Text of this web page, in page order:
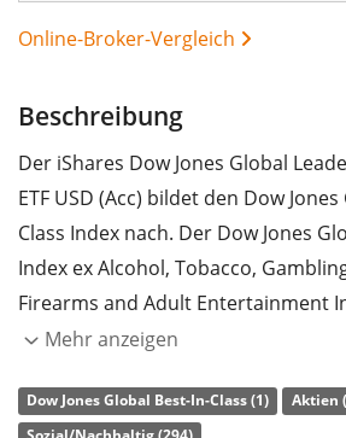
Online-Broker-Vergleich
Beschreibung
Der iShares Dow Jones Global
ETF USD (Acc) bildet den Dow
Class Index nach. Der Dow Jones
Index ex Alcohol, Tobacco,
Firearms and Adult Entertainment
zu den oberen 20% der 2.500
Total Stock Market Index. Der
Mehr anzeigen
Dow Jones Global Best-In-Class (1) Aktien